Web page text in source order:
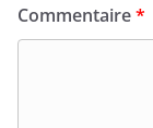
Commentaire*